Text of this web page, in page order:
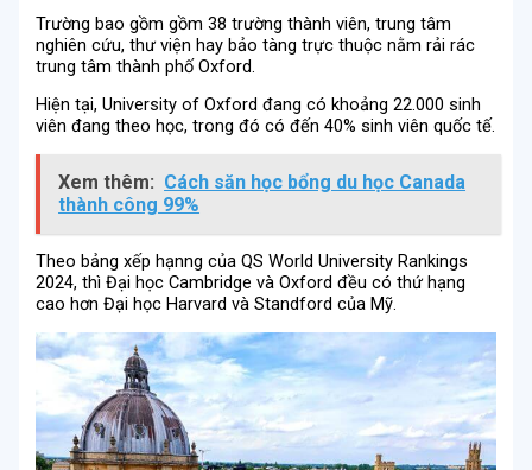
Trường bao gồm gồm 38 trường thành viên, trung tâm
nghiên cứu, thư viện hay bảo tàng trực thuộc nằm rải rác
trung tâm thành phố Oxford.
Hiện tại, University of Oxford đang có khoảng 22.000 sinh
viên đang theo học, trong đó có đến 40% sinh viên quốc tế.
Xem thêm: Cách săn học bổng du học Canada
thành công 99%
Theo bảng xếp hạnng của QS World University Rankings
2024, thì Đại học Cambridge và Oxford đều có thứ hạng
cao hơn Đại học Harvard và Standford của Mỹ.